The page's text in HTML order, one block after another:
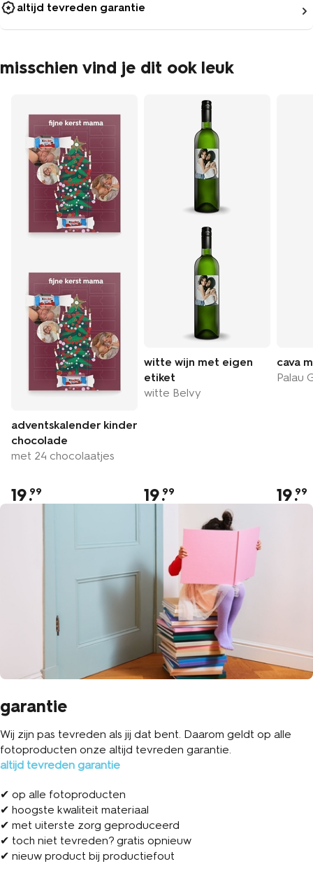
altijd tevreden garantie
misschien vind je dit ook leuk
adventskalender kinder
chocolade
met 24 chocolaatjes
19.99
witte wijn met eigen
etiket
witte Belvy
19.99
cava
Palau
19.99
garantie
Wij zijn pas tevreden als jij dat bent. Daarom geldt op alle
fotoproducten onze altijd tevreden garantie.
altijd tevreden garantie
✔ op alle fotoproducten
✔ hoogste kwaliteit materiaal
✔ met uiterste zorg geproduceerd
✔ toch niet tevreden? gratis opnieuw
✔ nieuw product bij productiefout